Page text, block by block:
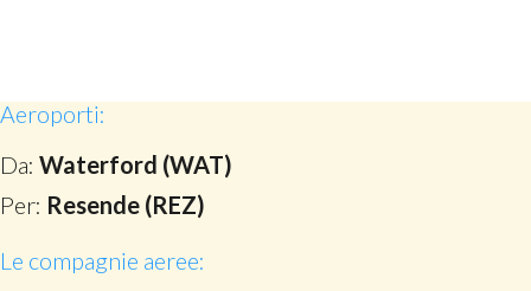
Aeroporti:
Da: Waterford (WAT)
Per: Resende (REZ)
Le compagnie aeree: